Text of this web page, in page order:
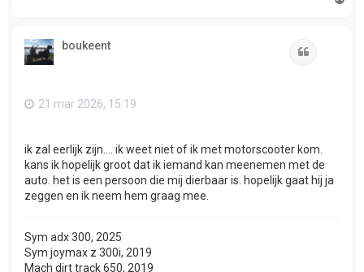
boukeent
21 mar 2026, 15:19
ik zal eerlijk zijn.... ik weet niet of ik met motorscooter kom.
kans ik hopelijk groot dat ik iemand kan meenemen met de
auto. het is een persoon die mij dierbaar is. hopelijk gaat hij ja
zeggen en ik neem hem graag mee.
Sym adx 300, 2025
Sym joymax z 300i, 2019
Mach dirt track 650, 2019